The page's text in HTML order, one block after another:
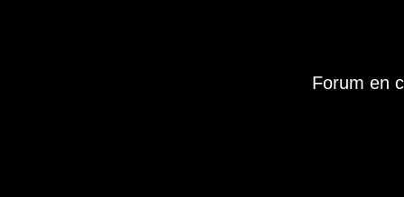
Forum en